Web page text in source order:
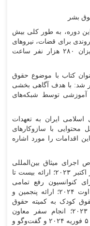
دوره، به طور کلی بیش
برای قضات، نیرو‌های
مجری قانون و کارکنان زندان‌ها به میزان ۲۸۰ هزار نفر ساعت
اشاره به انتشار بیش از ۱۸۶ عنوان کتاب با موضوع حقوق
۱۴۰۱ و ۱۴۰۲، یادآور شد: با هدف آگاهی بخشی
از ۶ هزار و ۳۰۰ پیام آموزشی توسط شبکه‌های
اسلامی ایران به تعهدات
با سازوکار‌های
اقدامات را مورد اشاره
اجرای میثاق بین‌المللی
حقوق مدنی و سیاسی و دفاع از آن در اکتبر ۲۰۲۳؛ ارائه بیست تا
کنوانسیون رفع تمامی
اشکال تبعیض نژادی و دفاع از آن در اوت ۲۰۲۴؛ ارائه پنجمین و
کودک به کمیته حقوق
کودک سازمان ملل متحد در نوامبر ۲۰۲۳؛ انجام سفر معاون
کمیسرعالی حقوق بشر به تهران از ۳ تا ۵ فوریه ۲۰۲۴ و گفت‌و‌گو و